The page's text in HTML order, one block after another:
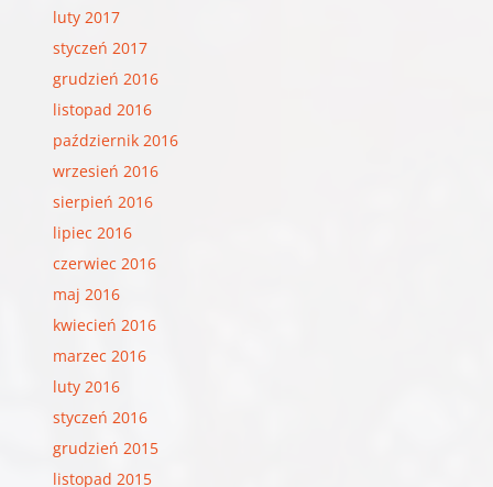
luty 2017
styczeń 2017
grudzień 2016
listopad 2016
październik 2016
wrzesień 2016
sierpień 2016
lipiec 2016
czerwiec 2016
maj 2016
kwiecień 2016
marzec 2016
luty 2016
styczeń 2016
grudzień 2015
listopad 2015